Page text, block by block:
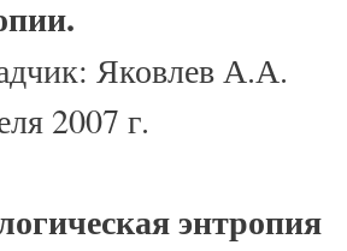
Яковлев А.А.
2007 г.
энтропия